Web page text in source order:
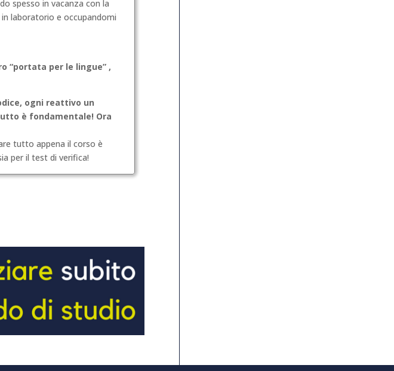
spesso in vacanza con la
laboratorio e occupandomi
“portata per le lingue” ,
ogni reattivo un
è fondamentale! Ora
tutto appena il corso è
per il test di verifica!